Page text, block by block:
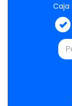
Caja